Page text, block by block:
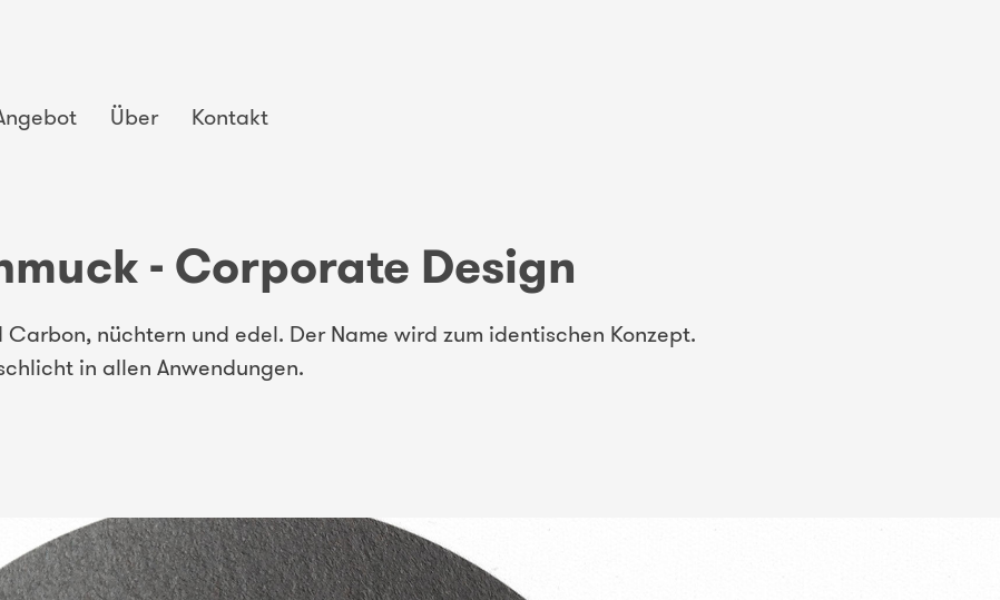
Über Kontakt
- Corporate Design
Carbon, nüchtern und edel. Der Name wird zum identischen Konzept.
in allen Anwendungen.